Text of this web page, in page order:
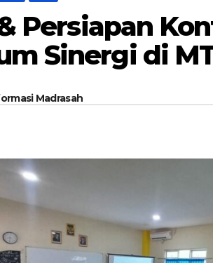
Persiapan
Sinergi di
Madrasah